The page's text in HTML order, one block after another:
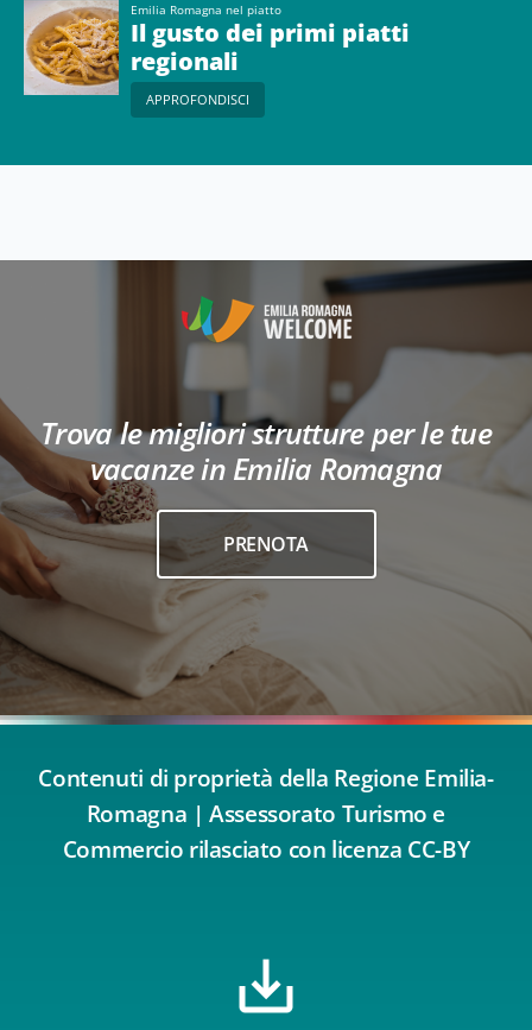
Emilia Romagna nel piatto
Il gusto dei primi piatti
regionali
APPROFONDISCI
Trova le migliori strutture per le tue
vacanze in Emilia Romagna
PRENOTA
Contenuti di proprietà della Regione Emilia-
Romagna | Assessorato Turismo e
Commercio rilasciato con licenza CC-BY